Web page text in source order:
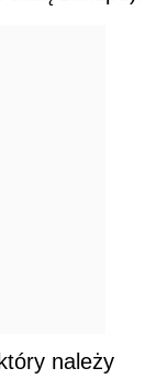
należy